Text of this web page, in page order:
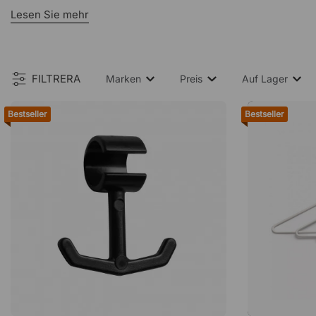
Ergänzend führen wir Kleiderbügel aus Stahl mit
Lesen Sie mehr
FILTRERA Marken Preis Auf Lager
Bestseller Bestseller